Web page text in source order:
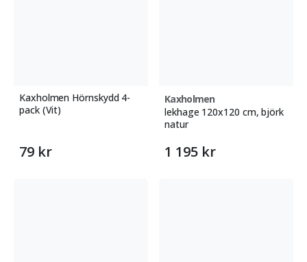
Kaxholmen Hörnskydd 4-
pack (Vit)
79 kr
Kaxholmen
lekhage 120x120 cm, björk
natur
1 195 kr